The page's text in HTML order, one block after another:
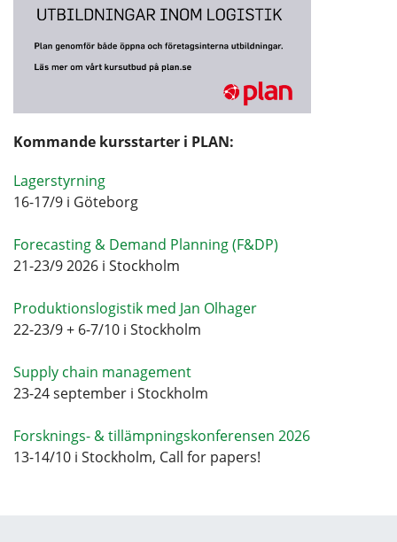
Kommande kursstarter i PLAN:
Lagerstyrning
16-17/9 i Göteborg
Forecasting & Demand Planning (F&DP)
21-23/9 2026 i Stockholm
Produktionslogistik med Jan Olhager
22-23/9 + 6-7/10 i Stockholm
Supply chain management
23-24 september i Stockholm
Forsknings- & tillämpningskonferensen 2026
13-14/10 i Stockholm, Call for papers!